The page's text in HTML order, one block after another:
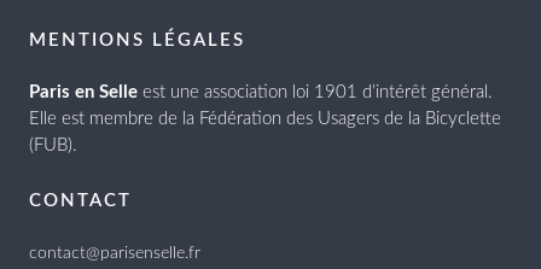
MENTIONS LÉGALES
Paris en Selle est une association loi 1901 d’intérêt général.
Elle est membre de la Fédération des Usagers de la Bicyclette
(FUB).
CONTACT
contact@parisenselle.fr